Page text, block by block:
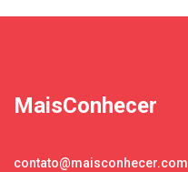
MaisConhecer
contato@maisconhecer.com